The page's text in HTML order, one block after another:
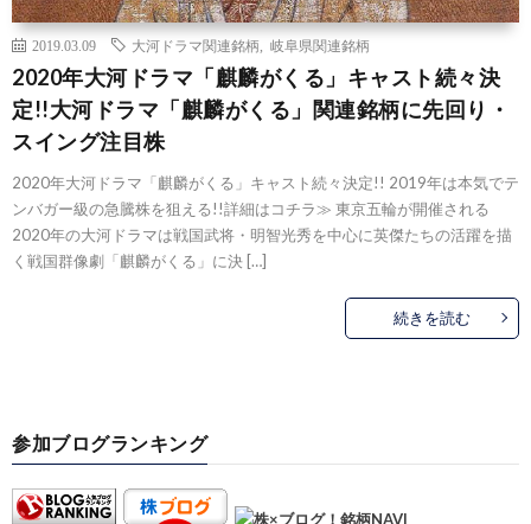
2019.03.09 大河ドラマ関連銘柄 岐阜県関連銘柄
2020年大河ドラマ「麒麟がくる」キャスト続々決
定!!大河ドラマ「麒麟がくる」関連銘柄に先回り・
スイング注目株
2020年大河ドラマ「麒麟がくる」キャスト続々決定!! 2019年は本気でテ
ンバガー級の急騰株を狙える!!詳細はコチラ≫ 東京五輪が開催される
2020年の大河ドラマは戦国武将・明智光秀を中心に英傑たちの活躍を描
く戦国群像劇「麒麟がくる」に決 […]
続きを読む
参加ブログランキング